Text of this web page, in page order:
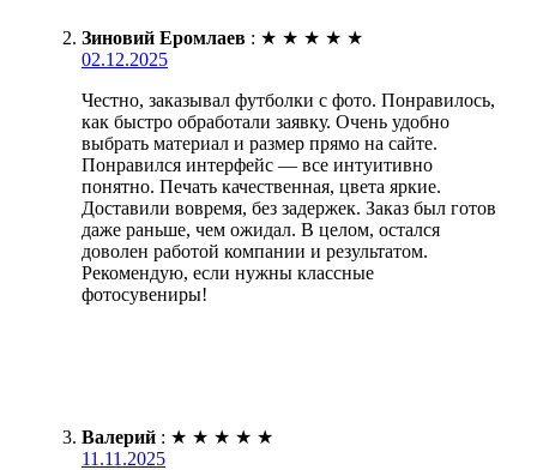
Зиновий Еромлаев : ★ ★ ★ ★ ★
02.12.2025
Честно, заказывал футболки с фото. Понравилось,
как быстро обработали заявку. Очень удобно
выбрать материал и размер прямо на сайте.
Понравился интерфейс — все интуитивно
понятно. Печать качественная, цвета яркие.
Доставили вовремя, без задержек. Заказ был готов
даже раньше, чем ожидал. В целом, остался
доволен работой компании и результатом.
Рекомендую, если нужны классные
фотосувениры!
Валерий : ★ ★ ★ ★ ★
11.11.2025